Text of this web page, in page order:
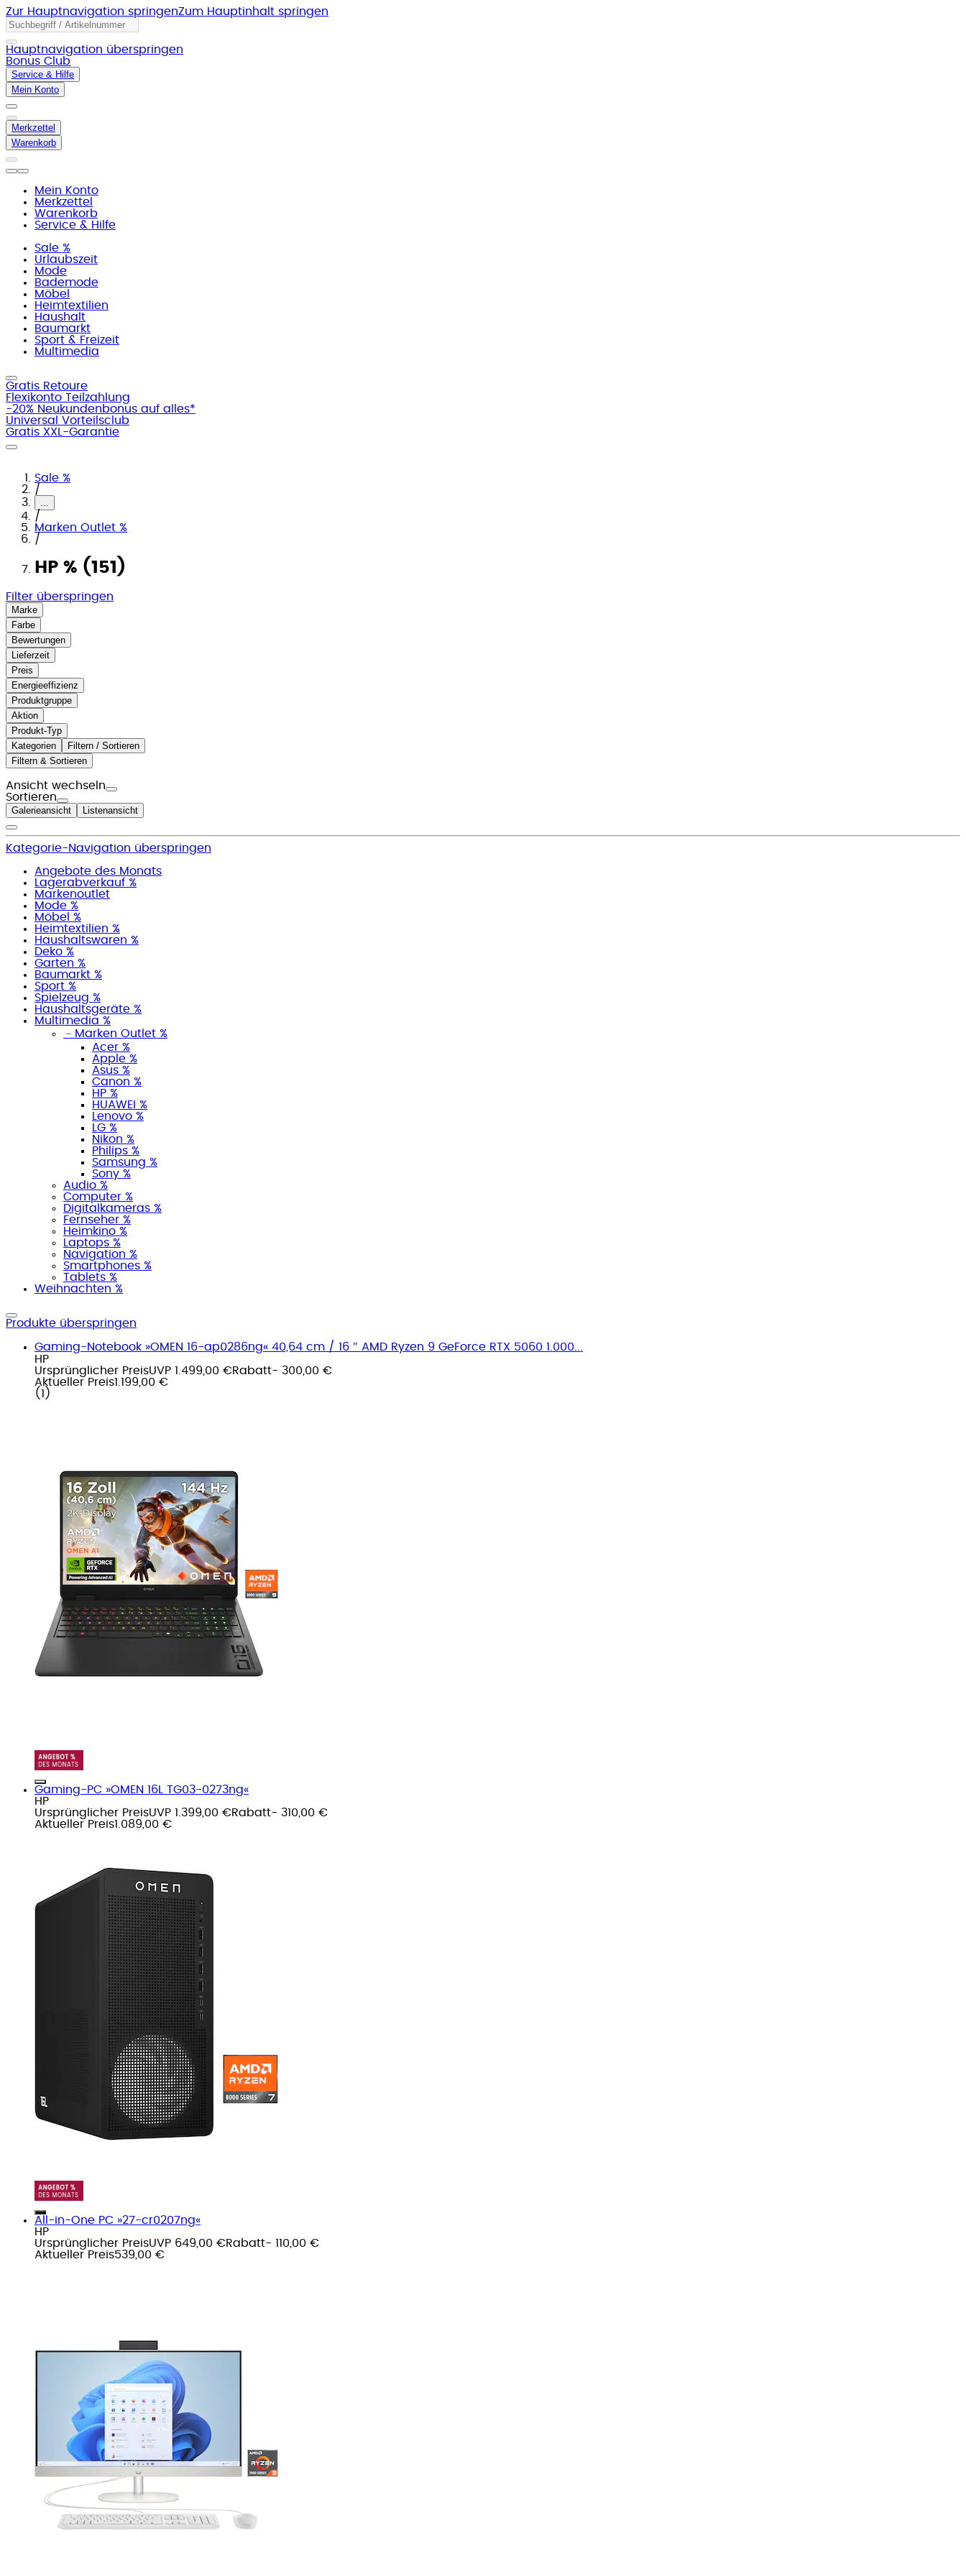
Zur Hauptnavigation springenZum Hauptinhalt springen
Hauptnavigation überspringen
Bonus Club
Service & Hilfe
Mein Konto
Merkzettel
Warenkorb
Mein Konto
Merkzettel
Warenkorb
Service & Hilfe
Sale %
Urlaubszeit
Mode
Bademode
Möbel
Heimtextilien
Haushalt
Baumarkt
Sport & Freizeit
Multimedia
Gratis Retoure
Flexikonto Teilzahlung
-20% Neukundenbonus auf alles*
Universal Vorteilsclub
Gratis XXL-Garantie
Sale %
/
...
/
Marken Outlet %
/
HP % (151)
Filter überspringen
Marke
Farbe
Bewertungen
Lieferzeit
Preis
Energieeffizienz
Produktgruppe
Aktion
Produkt-Typ
Kategorien
Filtern / Sortieren
Filtern & Sortieren
Ansicht wechseln
Sortieren
Galerieansicht Listenansicht
Kategorie-Navigation überspringen
Angebote des Monats
Lagerabverkauf %
Markenoutlet
Mode %
Möbel %
Heimtextilien %
Haushaltswaren %
Deko %
Garten %
Baumarkt %
Sport %
Spielzeug %
Haushaltsgeräte %
Multimedia %
﹣ Marken Outlet %
Acer %
Apple %
Asus %
Canon %
HP %
HUAWEI %
Lenovo %
LG %
Nikon %
Philips %
Samsung %
Sony %
Audio %
Computer %
Digitalkameras %
Fernseher %
Heimkino %
Laptops %
Navigation %
Smartphones %
Tablets %
Weihnachten %
Produkte überspringen
Gaming-Notebook »OMEN 16-ap0286ng« 40,64 cm / 16 ″ AMD Ryzen 9 GeForce RTX 5060 1.000...
HP
Ursprünglicher PreisUVP 1.499,00 €Rabatt- 300,00 €
Aktueller Preis1.199,00 €
( 1 )
Gaming-PC »OMEN 16L TG03-0273ng«
HP
Ursprünglicher PreisUVP 1.399,00 €Rabatt- 310,00 €
Aktueller Preis1.089,00 €
All-in-One PC »27-cr0207ng«
HP
Ursprünglicher PreisUVP 649,00 €Rabatt- 110,00 €
Aktueller Preis539,00 €